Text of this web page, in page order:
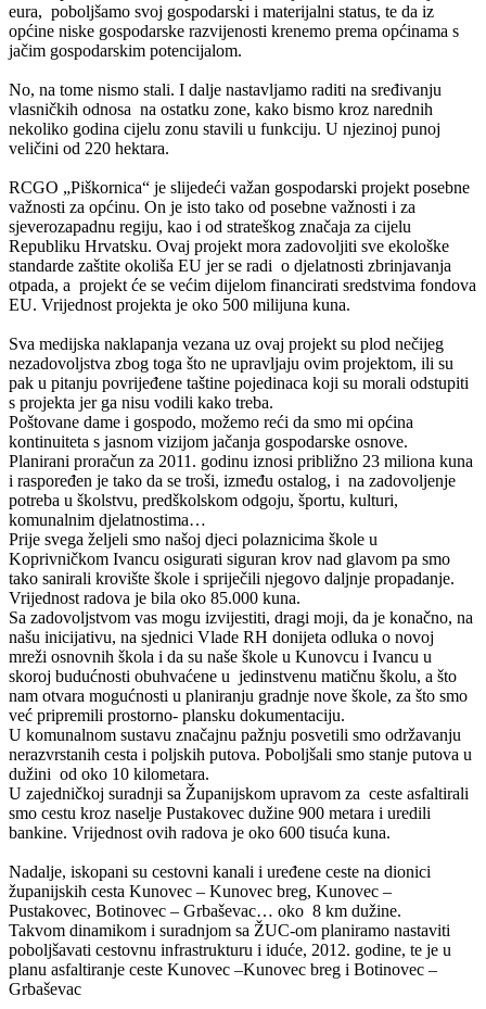
eura, poboljšamo svoj gospodarski i materijalni status, te da iz
općine niske gospodarske razvijenosti krenemo prema općinama s
jačim gospodarskim potencijalom.
No, na tome nismo stali. I dalje nastavljamo raditi na sređivanju
vlasničkih odnosa na ostatku zone, kako bismo kroz narednih
nekoliko godina cijelu zonu stavili u funkciju. U njezinoj punoj
veličini od 220 hektara.
RCGO „Piškornica“ je slijedeći važan gospodarski projekt posebne
važnosti za općinu. On je isto tako od posebne važnosti i za
sjeverozapadnu regiju, kao i od strateškog značaja za cijelu
Republiku Hrvatsku. Ovaj projekt mora zadovoljiti sve ekološke
standarde zaštite okoliša EU jer se radi o djelatnosti zbrinjavanja
otpada, a projekt će se većim dijelom financirati sredstvima fondova
EU. Vrijednost projekta je oko 500 milijuna kuna.
Sva medijska naklapanja vezana uz ovaj projekt su plod nečijeg
nezadovoljstva zbog toga što ne upravljaju ovim projektom, ili su
pak u pitanju povrijeđene taštine pojedinaca koji su morali odstupiti
s projekta jer ga nisu vodili kako treba.
Poštovane dame i gospodo, možemo reći da smo mi općina
kontinuiteta s jasnom vizijom jačanja gospodarske osnove.
Planirani proračun za 2011. godinu iznosi približno 23 miliona kuna
i raspoređen je tako da se troši, između ostalog, i na zadovoljenje
potreba u školstvu, predškolskom odgoju, športu, kulturi,
komunalnim djelatnostima…
Prije svega željeli smo našoj djeci polaznicima škole u
Koprivničkom Ivancu osigurati siguran krov nad glavom pa smo
tako sanirali krovište škole i spriječili njegovo daljnje propadanje.
Vrijednost radova je bila oko 85.000 kuna.
Sa zadovoljstvom vas mogu izvijestiti, dragi moji, da je konačno, na
našu inicijativu, na sjednici Vlade RH donijeta odluka o novoj
mreži osnovnih škola i da su naše škole u Kunovcu i Ivancu u
skoroj budućnosti obuhvaćene u jedinstvenu matičnu školu, a što
nam otvara mogućnosti u planiranju gradnje nove škole, za što smo
već pripremili prostorno- plansku dokumentaciju.
U komunalnom sustavu značajnu pažnju posvetili smo održavanju
nerazvrstanih cesta i poljskih putova. Poboljšali smo stanje putova u
dužini od oko 10 kilometara.
U zajedničkoj suradnji sa Županijskom upravom za ceste asfaltirali
smo cestu kroz naselje Pustakovec dužine 900 metara i uredili
bankine. Vrijednost ovih radova je oko 600 tisuća kuna.
Nadalje, iskopani su cestovni kanali i uređene ceste na dionici
županijskih cesta Kunovec – Kunovec breg, Kunovec –
Pustakovec, Botinovec – Grbaševac… oko 8 km dužine.
Takvom dinamikom i suradnjom sa ŽUC-om planiramo nastaviti
poboljšavati cestovnu infrastrukturu i iduće, 2012. godine, te je u
planu asfaltiranje ceste Kunovec –Kunovec breg i Botinovec –
Grbaševac